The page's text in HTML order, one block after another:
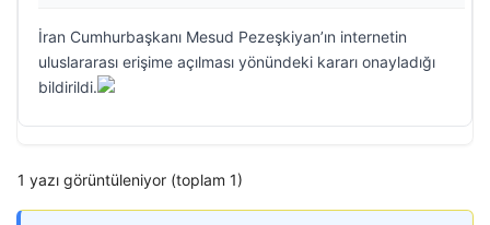
İran Cumhurbaşkanı Mesud Pezeşkiyan’ın internetin
uluslararası erişime açılması yönündeki kararı onayladığı
bildirildi.
1 yazı görüntüleniyor (toplam 1)